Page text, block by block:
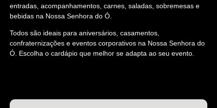
entradas, acompanhamentos, carnes, saladas, sobremesas e
bebidas na Nossa Senhora do Ó.
Todos são ideais para aniversários, casamentos,
confraternizações e eventos corporativos na Nossa Senhora do
Ó. Escolha o cardápio que melhor se adapta ao seu evento.